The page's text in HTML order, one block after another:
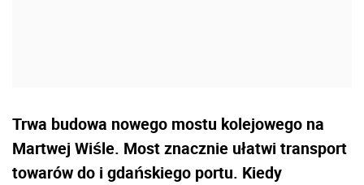
Trwa budowa nowego mostu kolejowego na
Martwej Wiśle. Most znacznie ułatwi transport
towarów do i gdańskiego portu. Kiedy